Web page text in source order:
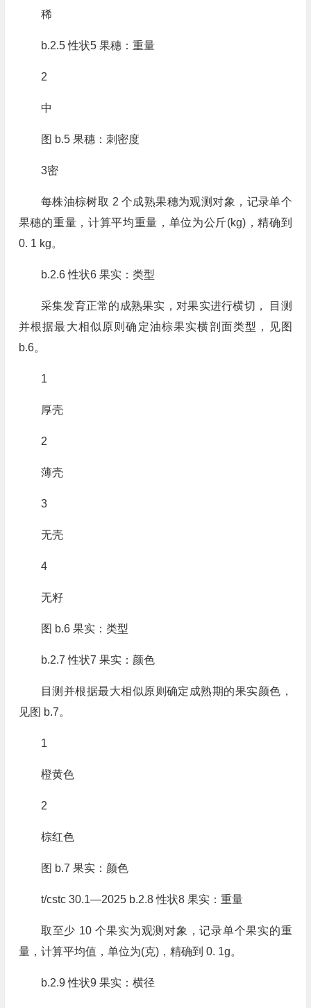
稀
b.2.5 性状5 果穗：重量
2
中
图 b.5 果穗：刺密度
3密
每株油棕树取 2 个成熟果穗为观测对象，记录单个
果穗的重量，计算平均重量，单位为公斤(kg)，精确到
0. 1 kg。
b.2.6 性状6 果实：类型
采集发育正常的成熟果实，对果实进行横切， 目测
并根据最大相似原则确定油棕果实横剖面类型，见图
b.6。
1
厚壳
2
薄壳
3
无壳
4
无籽
图 b.6 果实：类型
b.2.7 性状7 果实：颜色
目测并根据最大相似原则确定成熟期的果实颜色，
见图 b.7。
1
橙黄色
2
棕红色
图 b.7 果实：颜色
t/cstc 30.1—2025 b.2.8 性状8 果实：重量
取至少 10 个果实为观测对象，记录单个果实的重
量，计算平均值，单位为(克)，精确到 0. 1g。
b.2.9 性状9 果实：横径